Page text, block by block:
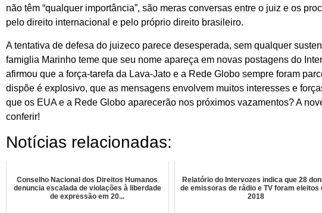
não têm “qualquer importância”, são meras conversas entre o juiz e os
pelo direito internacional e pelo próprio direito brasileiro.
A tentativa de defesa do juizeco parece desesperada, sem qualquer
famiglia Marinho teme que seu nome apareça em novas postagens do
afirmou que a força-tarefa da Lava-Jato e a Rede Globo sempre foram
dispõe é explosivo, que as mensagens envolvem muitos interesses e
que os EUA e a Rede Globo aparecerão nos próximos vazamentos? A
conferir!
Notícias relacionadas:
Conselho Nacional dos Direitos Humanos
denuncia escalada de violações à liberdade
de expressão em 20...
Relatório do Intervozes indica que 28
de emissoras de rádio e TV foram eleitos
2018